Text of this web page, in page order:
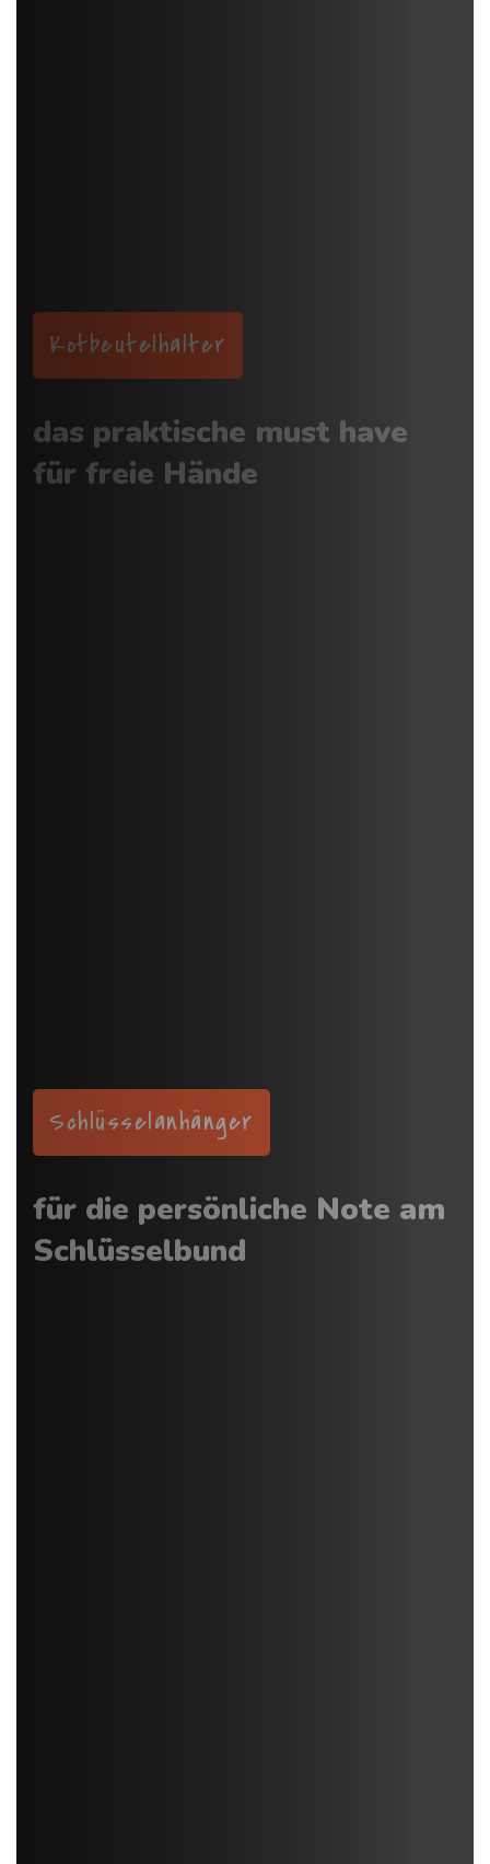
Kotbeutelhalter
das praktische must have
für freie Hände
Schlüsselanhänger
für die persönliche Note am
Schlüsselbund